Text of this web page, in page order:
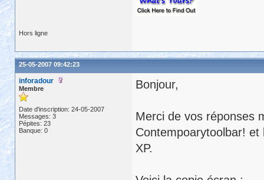
Hors ligne
25-05-2007 09:42:23
inforadour
Membre
Date d'inscription: 24-05-2007
Messages: 3
Pépites: 23
Banque: 0
Bonjour,
Merci de vos réponses
Contempoarytoolbar!
XP.